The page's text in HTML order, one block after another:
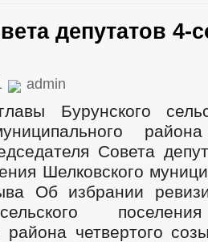
депутатов 4-
admin
Бурунского
Совета
Шелковского
Об избрании
района четвертого